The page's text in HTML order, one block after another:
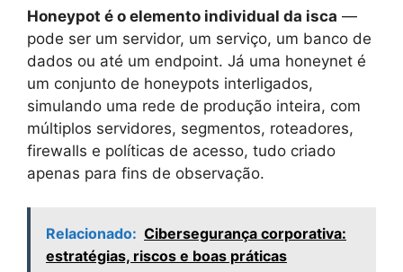
Honeypot é o elemento individual da isca —
pode ser um servidor, um serviço, um banco de
dados ou até um endpoint. Já uma honeynet é
um conjunto de honeypots interligados,
simulando uma rede de produção inteira, com
múltiplos servidores, segmentos, roteadores,
firewalls e políticas de acesso, tudo criado
apenas para fins de observação.
Relacionado: Cibersegurança corporativa:
estratégias, riscos e boas práticas